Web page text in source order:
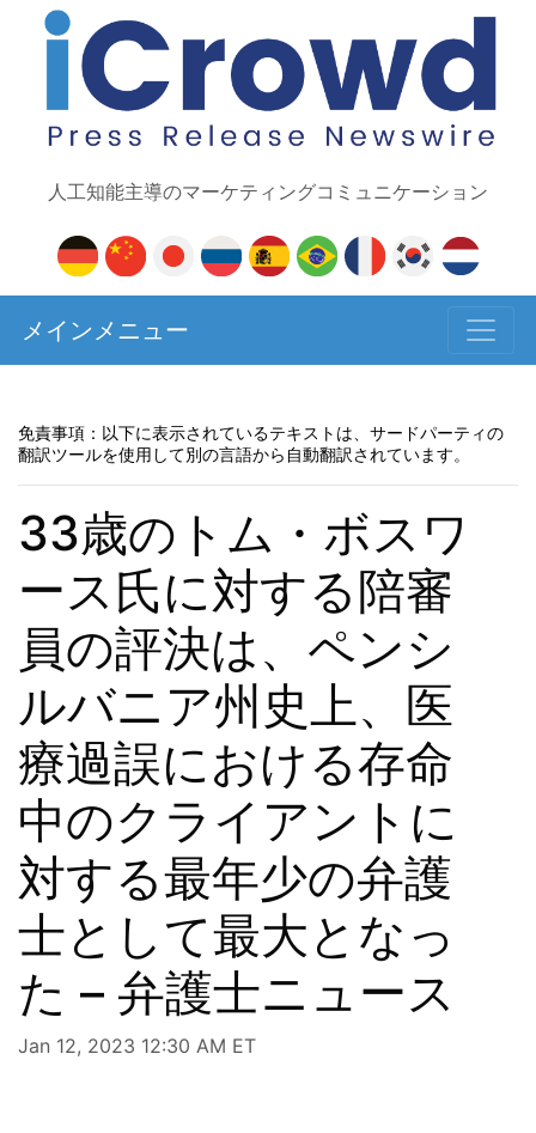
人工知能主導のマーケティングコミュニケーション
メインメニュー
免責事項：以下に表示されているテキストは、サードパーティの
翻訳ツールを使用して別の言語から自動翻訳されています。
33歳のトム・ボスワ
ース氏に対する陪審
員の評決は、ペンシ
ルバニア州史上、医
療過誤における存命
中のクライアントに
対する最年少の弁護
士として最大となっ
た – 弁護士ニュース
Jan 12, 2023 12:30 AM ET